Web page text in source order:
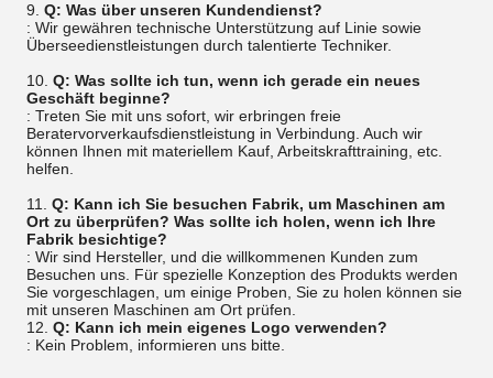
9. Q: Was über unseren Kundendienst?
: Wir gewähren technische Unterstützung auf Linie sowie
Überseedienstleistungen durch talentierte Techniker.
10. Q: Was sollte ich tun, wenn ich gerade ein neues
Geschäft beginne?
: Treten Sie mit uns sofort, wir erbringen freie
Beratervorverkaufsdienstleistung in Verbindung. Auch wir
können Ihnen mit materiellem Kauf, Arbeitskrafttraining, etc.
helfen.
11. Q: Kann ich Sie besuchen Fabrik, um Maschinen am
Ort zu überprüfen? Was sollte ich holen, wenn ich Ihre
Fabrik besichtige?
: Wir sind Hersteller, und die willkommenen Kunden zum
Besuchen uns. Für spezielle Konzeption des Produkts werden
Sie vorgeschlagen, um einige Proben, Sie zu holen können sie
mit unseren Maschinen am Ort prüfen.
12. Q: Kann ich mein eigenes Logo verwenden?
: Kein Problem, informieren uns bitte.